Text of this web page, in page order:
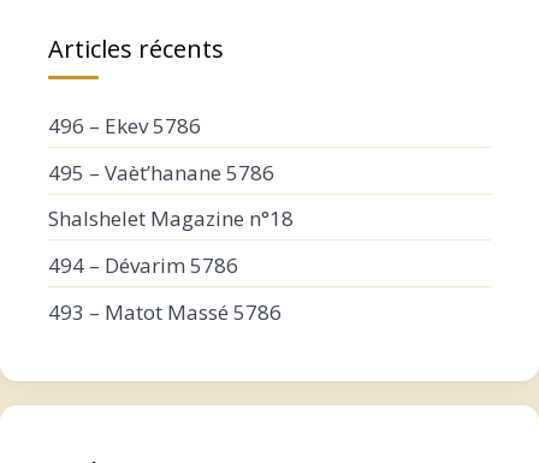
Articles récents
496 – Ekev 5786
495 – Vaèt’hanane 5786
Shalshelet Magazine n°18
494 – Dévarim 5786
493 – Matot Massé 5786